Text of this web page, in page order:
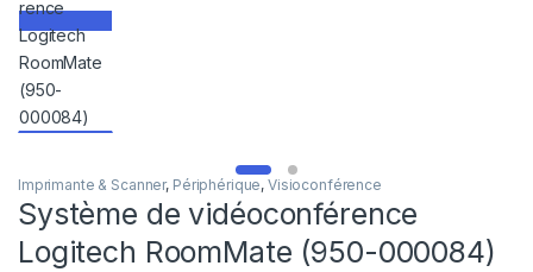
Imprimante & Scanner, Périphérique, Visioconférence
Système de vidéoconférence
Logitech RoomMate (950-000084)